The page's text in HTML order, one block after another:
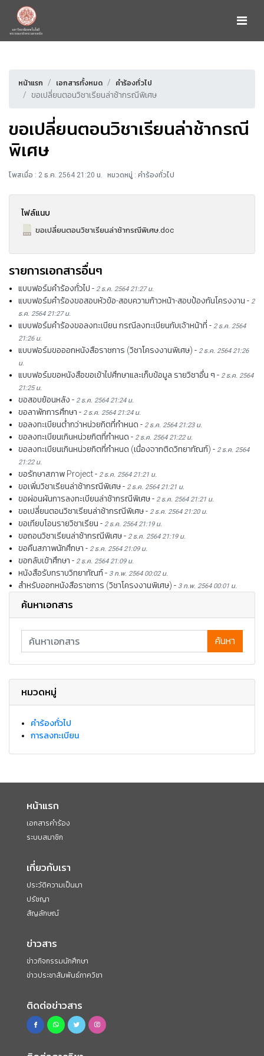
หน้าแรก เอกสารทั้งหมด คำร้องทั่วไป
ขอเปลี่ยนตอนวิชาเรียนล่าช้ากรณีพิเศษ
ขอเปลี่ยนตอนวิชาเรียนล่าช้ากรณี
พิเศษ
โพสเมื่อ : 2 ธ.ค. 2564 21:20 น. หมวดหมู่ : คำร้องทั่วไป
ไฟล์แนบ
ขอเปลี่ยนตอนวิชาเรียนล่าช้ากรณีพิเศษ.doc
รายการเอกสารอื่นๆ
แบบฟอร์มคำร้องทั่วไป - 2 ธ.ค. 2564 21:27 น.
แบบฟอร์มคำร้องขอสอบหัวข้อ-สอบความก้าวหน้า-สอบป้องกันโครงงาน - 2
ธ.ค. 2564 21:27 น.
แบบฟอร์มคำร้องขอลงทะเบียน กรณีลงทะเบียนกับเจ้าหน้าที่ - 2 ธ.ค. 2564
21:26 น.
แบบฟอร์มขอออกหนังสือราชการ (วิชาโครงงานพิเศษ) - 2 ธ.ค. 2564 21:26
น.
แบบฟอร์มขอหนังสือขอเข้าไปศึกษาและเก็บข้อมูล รายวิชาอื่น ๆ - 2 ธ.ค. 2564
21:25 น.
ขอสอบย้อนหลัง - 2 ธ.ค. 2564 21:24 น.
ขอลาพักการศึกษา - 2 ธ.ค. 2564 21:24 น.
ขอลงทะเบียนต่ำกว่าหน่วยกิตที่กำหนด - 2 ธ.ค. 2564 21:23 น.
ขอลงทะเบียนเกินหน่วยกิตที่กำหนด - 2 ธ.ค. 2564 21:22 น.
ขอลงทะเบียนเกินหน่วยกิตที่กำหนด (เนื่องจากติดวิทยาทัณฑ์) - 2 ธ.ค. 2564
21:22 น.
ขอรักษาสภาพ Project- 2 ธ.ค. 2564 21:21 น.
ขอเพิ่มวิชาเรียนล่าช้ากรณีพิเศษ- 2 ธ.ค. 2564 21:21 น.
ขอผ่อนผันการลงทะเบียนล่าช้ากรณีพิเศษ- 2 ธ.ค. 2564 21:21 น.
ขอเปลี่ยนตอนวิชาเรียนล่าช้ากรณีพิเศษ- 2 ธ.ค. 2564 21:20 น.
ขอเทียบโอนรายวิชาเรียน - 2 ธ.ค. 2564 21:19 น.
ขอถอนวิชาเรียนล่าช้ากรณีพิเศษ- 2 ธ.ค. 2564 21:19 น.
ขอคืนสภาพนักศึกษา - 2 ธ.ค. 2564 21:09 น.
ขอกลับเข้าศึกษา - 2 ธ.ค. 2564 21:09 น.
หนังสือรับทราบวิทยาทัณฑ์- 3 ก.พ. 2564 00:02 น.
สำหรับออกหนังสือราชการ (วิชาโครงงานพิเศษ) - 3 ก.พ. 2564 00:01 น.
ค้นหาเอกสาร
ค้นหา
หมวดหมู่
คำร้องทั่วไป
การลงทะเบียน
หน้าแรก
เอกสารคำร้อง
ระบบสมาชิก
เกี่ยวกับเรา
ประวัติความเป็นมา
ปรัชญา
สัญลักษณ์
ข่าวสาร
ข่าวกิจกรรมนักศึกษา
ข่าวประชาสัมพันธ์ภาควิชา
ติดต่อข่าวสาร